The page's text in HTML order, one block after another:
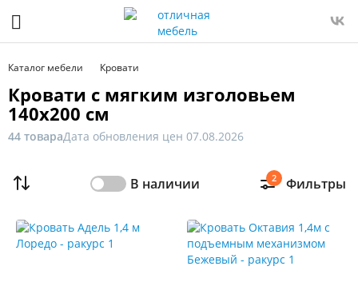
Каталог мебели Кровати
Кровати с мягким изголовьем
140x200 см
44 товараДата обновления цен 07.08.2026
В наличии Фильтры
2
Фильтр
Только
наличии
Цена
Распродажа